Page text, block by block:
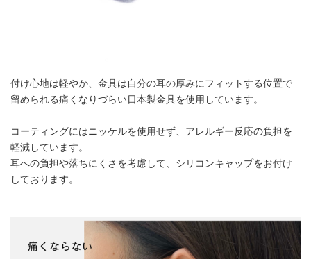
付け心地は軽やか、金具は自分の耳の厚みにフィットする位置で
留められる痛くなりづらい日本製金具を使用しています。
コーティングにはニッケルを使用せず、アレルギー反応の負担を
軽減しています。
耳への負担や落ちにくさを考慮して、シリコンキャップをお付け
しております。